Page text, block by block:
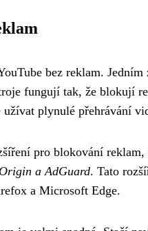
bez reklam.
fungují tak, že blokují
užívat plynulé přehrávání
pro blokování
a AdGuard. Tato
a Microsoft Edge.